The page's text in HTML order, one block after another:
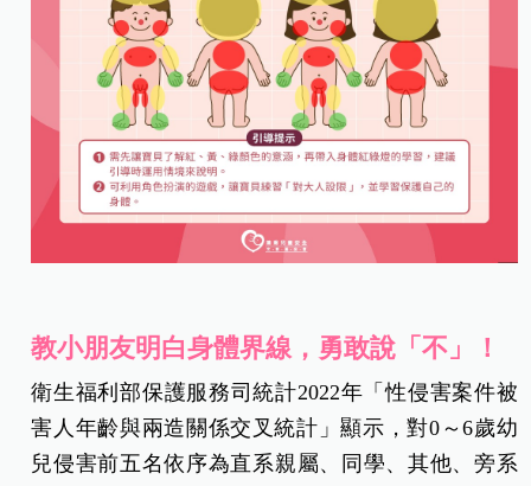
教小朋友明白身體界線，勇敢說「不」！
衛生福利部保護服務司統計2022年「性侵害案件被
害人年齡與兩造關係交叉統計」顯示，對0～6歲幼
兒侵害前五名依序為直系親屬、同學、其他、旁系